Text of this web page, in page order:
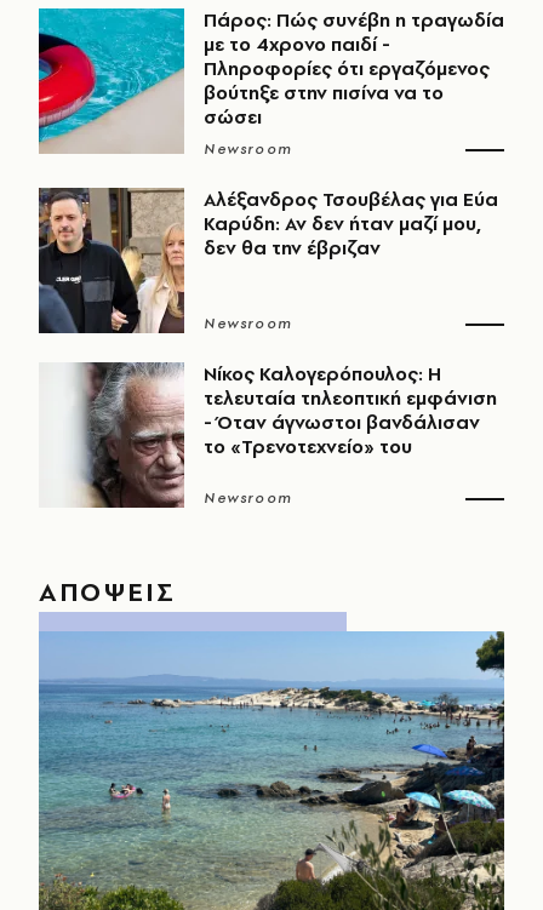
Πάρος: Πώς συνέβη η τραγωδία
με το 4χρονο παιδί -
Πληροφορίες ότι εργαζόμενος
βούτηξε στην πισίνα να το
σώσει
Newsroom
Αλέξανδρος Τσουβέλας για Εύα
Καρύδη: Αν δεν ήταν μαζί μου,
δεν θα την έβριζαν
Newsroom
Νίκος Καλογερόπουλος: Η
τελευταία τηλεοπτική εμφάνιση
- Όταν άγνωστοι βανδάλισαν
το «Τρενοτεχνείο» του
Newsroom
ΑΠΟΨΕΙΣ